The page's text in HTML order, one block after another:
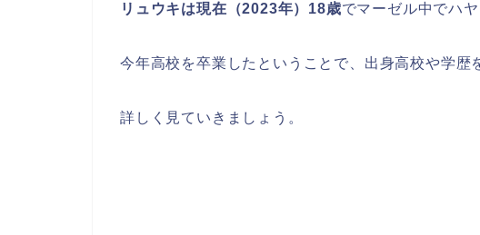
リュウキは現在（2023年）18歳でマーゼル中でハ
今年高校を卒業したということで、出身高校や学歴
詳しく見ていきましょう。